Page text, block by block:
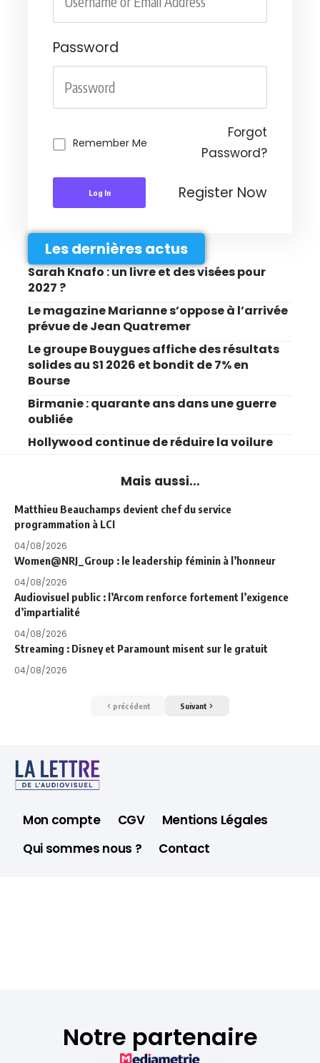
Password
Remember Me
Forgot
Password?
Log In Register Now
Les dernières actus
Sarah Knafo : un livre et des visées pour
2027 ?
Le magazine Marianne s’oppose à l’arrivée
prévue de Jean Quatremer
Le groupe Bouygues affiche des résultats
solides au S1 2026 et bondit de 7% en
Bourse
Birmanie : quarante ans dans une guerre
oubliée
Hollywood continue de réduire la voilure
Mais aussi...
Matthieu Beauchamps devient chef du service
programmation à LCI
04/08/2026
Women@NRJ_Group : le leadership féminin à l’honneur
04/08/2026
Audiovisuel public : l’Arcom renforce fortement l’exigence
d’impartialité
04/08/2026
Streaming : Disney et Paramount misent sur le gratuit
04/08/2026
précédent Suivant
Mon compte CGV
Mentions Légales
Qui sommes nous ?
Contact
Notre partenaire